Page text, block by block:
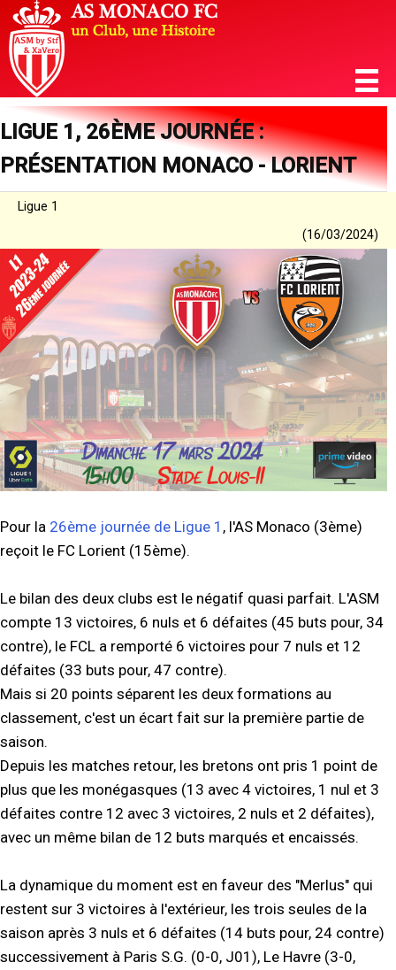
LIGUE 1, 26ÈME JOURNÉE :
PRÉSENTATION MONACO - LORIENT
Ligue 1
(16/03/2024)
Pour la 26ème journée de Ligue 1 , l'AS Monaco (3ème)
reçoit le FC Lorient (15ème).
Le bilan des deux clubs est le négatif quasi parfait. L'ASM
compte 13 victoires, 6 nuls et 6 défaites (45 buts pour, 34
contre), le FCL a remporté 6 victoires pour 7 nuls et 12
défaites (33 buts pour, 47 contre).
Mais si 20 points séparent les deux formations au
classement, c'est un écart fait sur la première partie de
saison.
Depuis les matches retour, les bretons ont pris 1 point de
plus que les monégasques (13 avec 4 victoires, 1 nul et 3
défaites contre 12 avec 3 victoires, 2 nuls et 2 défaites),
avec un même bilan de 12 buts marqués et encaissés.
La dynamique du moment est en faveur des "Merlus" qui
restent sur 3 victoires à l'extérieur, les trois seules de la
saison après 3 nuls et 6 défaites (14 buts pour, 24 contre)
successivement à Paris S.G. (0-0, J01), Le Havre (3-0,